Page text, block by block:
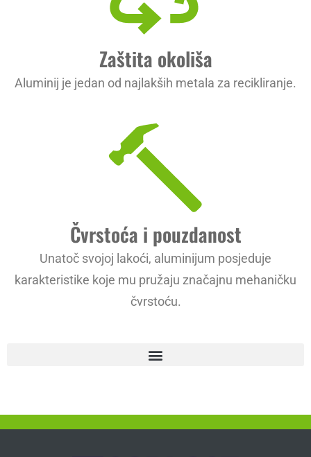
Zaštita okoliša
Aluminij je jedan od najlakših metala za recikliranje.
Čvrstoća i pouzdanost
Unatoč svojoj lakoći, aluminijum posjeduje
karakteristike koje mu pružaju značajnu mehaničku
čvrstoću.